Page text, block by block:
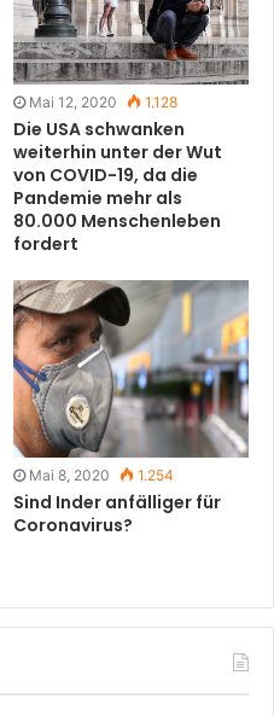
Mai 12, 2020 1.128
Die USA schwanken
weiterhin unter der Wut
von COVID-19, da die
Pandemie mehr als
80.000 Menschenleben
fordert
Mai 8, 2020 1.254
Sind Inder anfälliger für
Coronavirus?